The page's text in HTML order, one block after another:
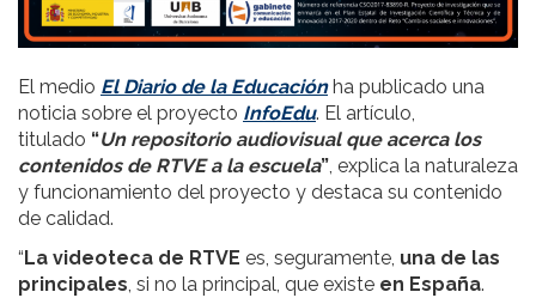
El medio El Diario de la Educaciónha publicado una
noticia sobre el proyecto InfoEdu. El artículo,
titulado “Un repositorio audiovisual que acerca los
contenidos de RTVE a la escuela”, explica la naturaleza
y funcionamiento del proyecto y destaca su contenido
de calidad.
“ La videoteca de RTVE es, seguramente, una de las
principales, si no la principal, que existe en España.